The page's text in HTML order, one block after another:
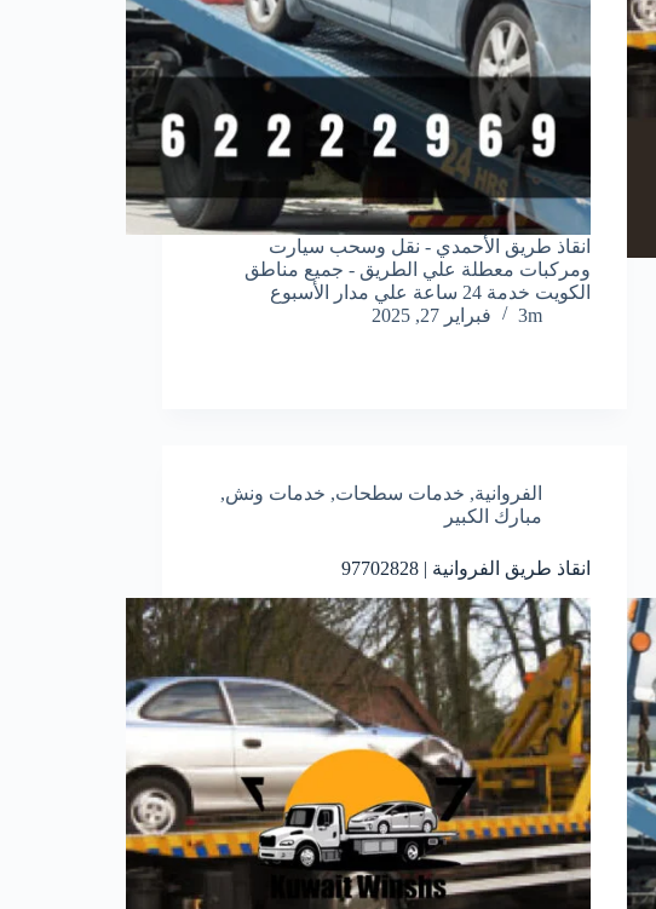
انقاذ طريق الأحمدي - نقل وسحب سيارت
ومركبات معطلة علي الطريق - جميع مناطق
الكويت خدمة 24 ساعة علي مدار الأسبوع
3m
فبراير 27, 2025
الفروانية, خدمات سطحات, خدمات ونش,
مبارك الكبير
انقاذ طريق الفروانية | 97702828